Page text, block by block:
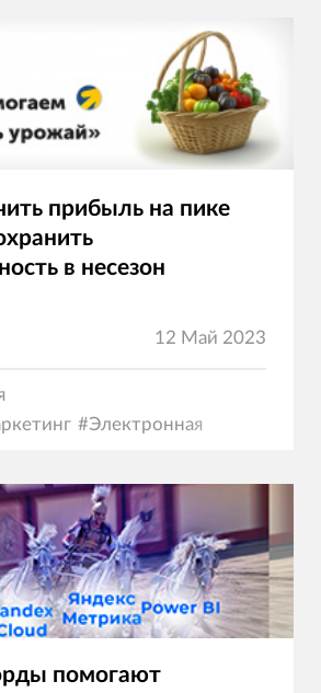
прибыль на пике
в несезон
12 Май 2023
#Электронная
помогают